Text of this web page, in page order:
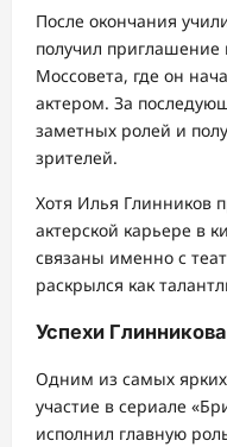
После окончания
получил приглашение
Моссовета, где он
актером. За
заметных ролей и
зрителей.
Хотя Илья Глинников
актерской карьере в
связаны именно с
раскрылся как
Успехи
Одним из самых
участие в сериале
исполнил главную